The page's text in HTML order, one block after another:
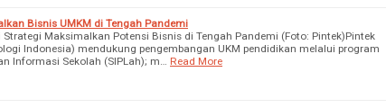
Bisnis UMKM di Tengah Pandemi
Strategi Maksimalkan Potensi Bisnis di Tengah Pandemi (Foto: Pintek)Pintek
Indonesia) mendukung pengembangan UKM pendidikan melalui program
Informasi Sekolah (SIPLah); m…
Read More